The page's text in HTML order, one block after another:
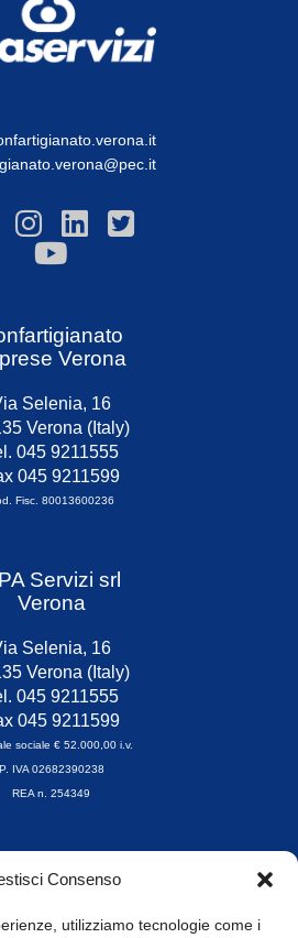
Consenso
utilizziamo tecnologie come i
Verona
Selenia, 16
Verona (Italy)
045 9211555
045 9211599
Fisc. 80013600236
Servizi srl
Verona
Selenia, 16
Verona (Italy)
045 9211555
045 9211599
sociale € 52.000,00 i.v.
P. IVA 02682390238
REA n. 254349
di apertura
/ 14.00-17.30